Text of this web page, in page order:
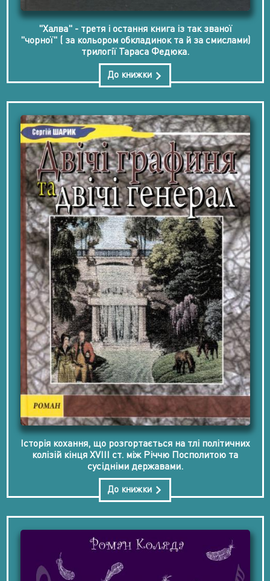
"Халва" - третя і остання книга із так званої
"чорної" ( за кольором обкладинок та й за смислами)
трилогії Тараса Федюка.
До книжки
Історія кохання, що розгортається на тлі політичних
колізій кінця ХVІІІ ст. між Річчю Посполитою та
сусідніми державами.
До книжки